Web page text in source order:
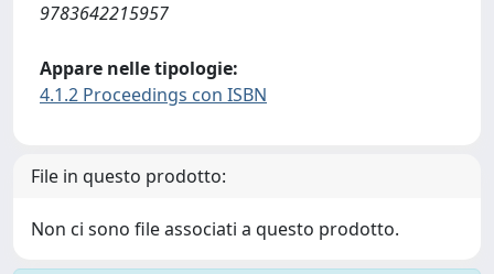
9783642215957
Appare nelle tipologie:
4.1.2 Proceedings con ISBN
File in questo prodotto:
Non ci sono file associati a questo prodotto.